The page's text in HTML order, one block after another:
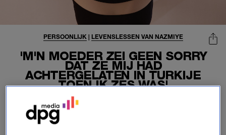
'M'N MOEDER ZEI GEEN SORRY
DAT ZE MIJ HAD
ACHTERGELATEN IN TURKIJE
TOEN IK ZES WAS'
PERSOONLIJK | LEVENSLESSEN VAN NAZMIYE
28-10-2025